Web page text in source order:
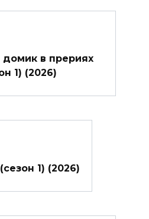
в прериях
1) (2026)
1) (2026)